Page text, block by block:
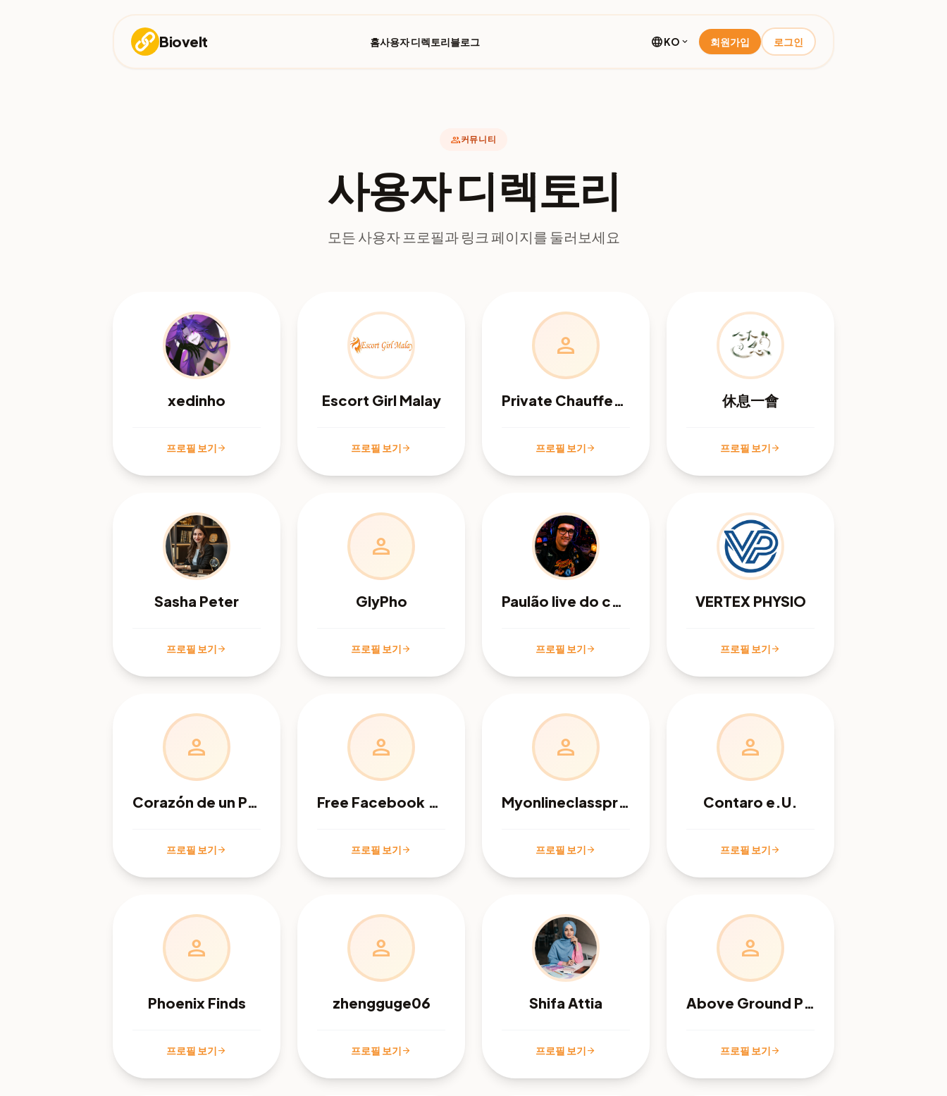
Biovelt 홈사용자 디렉토리블로그 languageKO expand_more 회원가입 로그인
group커뮤니티
사용자 디렉토리
모든 사용자 프로필과 링크 페이지를 둘러보세요
xedinho
프로필 보기arrow_forward
Escort Girl Malay
프로필 보기arrow_forward
person
Private Chauffeur Luxury Transportation
프로필 보기arrow_forward
休息一會
프로필 보기arrow_forward
Sasha Peter
프로필 보기arrow_forward
person
GlyPho
프로필 보기arrow_forward
Paulão live do coro
프로필 보기arrow_forward
VERTEX PHYSIO
프로필 보기arrow_forward
person
Corazón de un Pastor
프로필 보기arrow_forward
person
Free Facebook Audit
프로필 보기arrow_forward
person
Myonlineclasspro !
프로필 보기arrow_forward
person
Contaro e.U.
프로필 보기arrow_forward
person
Phoenix Finds
프로필 보기arrow_forward
person
zhengguge06
프로필 보기arrow_forward
Shifa Attia
프로필 보기arrow_forward
person
Above Ground Pool Care
프로필 보기arrow_forward